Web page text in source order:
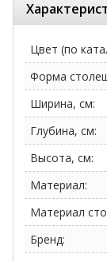
Цвет (по
Форма
Ширина, см:
Глубина, см:
Высота, см:
Материал:
Материал
Бренд: